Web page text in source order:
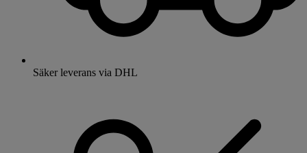
Säker leverans via DHL